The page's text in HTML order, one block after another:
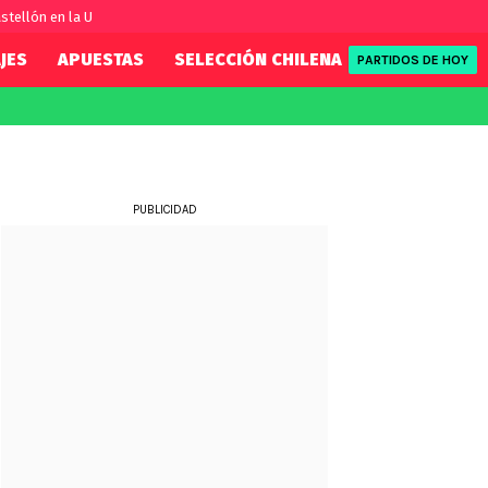
en la U
APUESTAS SELECCIÓN CHILENA REDSPORT
PARTIDOS DE HOY
PUBLICIDAD